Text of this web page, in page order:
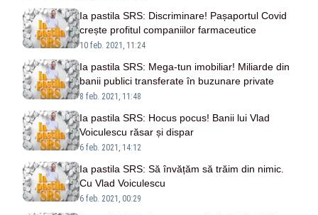
Ia pastila SRS: Discriminare! Pașaportul Covid
crește profitul companiilor farmaceutice
10 feb. 2021, 11:24
Ia pastila SRS: Mega-tun imobiliar! Miliarde din
banii publici transferate în buzunare private
8 feb. 2021, 11:48
Ia pastila SRS: Hocus pocus! Banii lui Vlad
Voiculescu răsar și dispar
6 feb. 2021, 14:12
Ia pastila SRS: Să învățăm să trăim din nimic.
Cu Vlad Voiculescu
6 feb. 2021, 00:29